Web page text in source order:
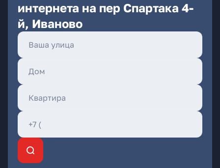
интернета на пер Спартака 4-
й, Иваново